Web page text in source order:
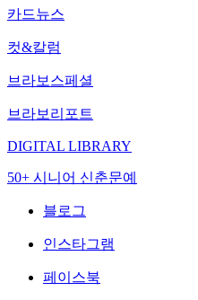
카드뉴스
컷&칼럼
브라보스페셜
브라보리포트
DIGITAL LIBRARY
50+ 시니어 신춘문예
블로그
인스타그램
페이스북